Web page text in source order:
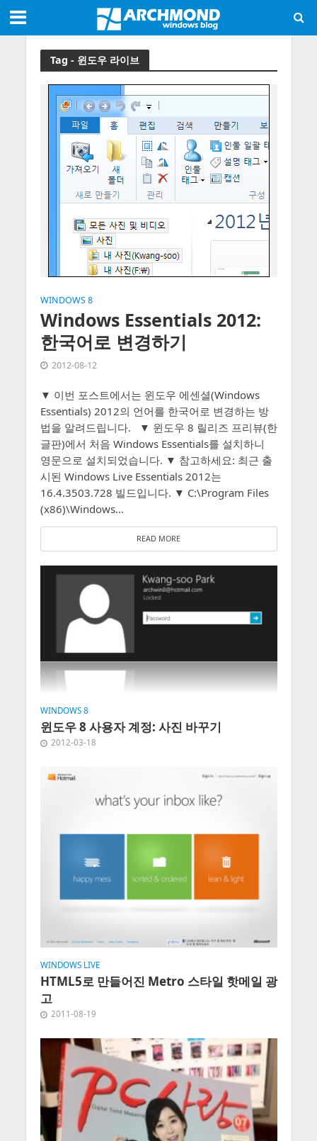
Tag - 윈도우 라이브
WINDOWS 8
Windows Essentials 2012:
한국어로 변경하기
2012-08-12
▼ 이번 포스트에서는 윈도우 에센셜(Windows
Essentials) 2012의 언어를 한국어로 변경하는 방
법을 알려드립니다. ▼ 윈도우 8 릴리즈 프리뷰(한
글판)에서 처음 Windows Essentials를 설치하니
영문으로 설치되었습니다. ▼ 참고하세요: 최근 출
시된 Windows Live Essentials 2012는
16.4.3503.728 빌드입니다. ▼ C:\Program Files
(x86)\Windows...
READ MORE
WINDOWS 8
윈도우 8 사용자 계정: 사진 바꾸기
2012-03-18
WINDOWS LIVE
HTML5로 만들어진 Metro 스타일 핫메일 광
고
2011-08-19